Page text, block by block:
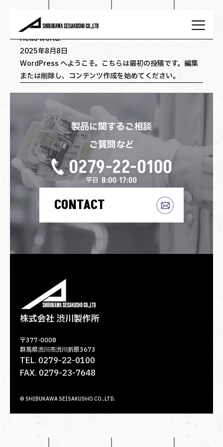
会社概要 事業内容
沿革 お知らせ
採用情報
投稿者:shibusei-admin
Hello world!
2025年8月8日
WordPress へようこそ。こちらは最初の投稿です。編集
または削除し、コンテンツ作成を始めてください。
製品に関するご相談
ご質問など
CONTACT
〒377-0008
群馬県渋川市渋川折原3673
TEL. 0279-22-0100
FAX. 0279-23-7648
© SHIBUKAWA SEISAKUSHO CO.,LTD.